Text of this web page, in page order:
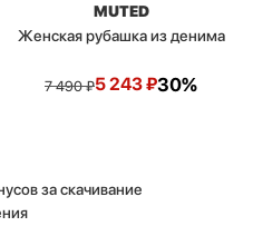
MUTED
Женская рубашка из денима
7 490₽5 243₽30%
за скачивание